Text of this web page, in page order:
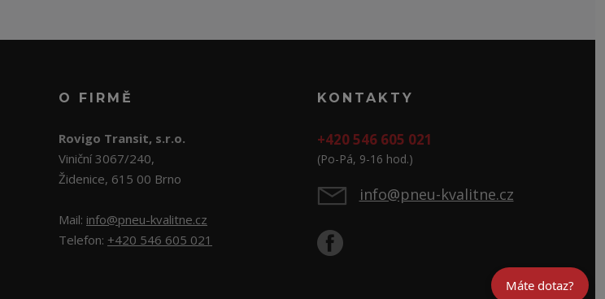
O FIRMĚ
Rovigo Transit, s.r.o.
Viniční 3067/240,
Židenice, 615 00 Brno
Mail: info@pneu-kvalitne.cz
Telefon: +420 546 605 021
KONTAKTY
+420 546 605 021
(Po-Pá, 9-16 hod.)
info@pneu-kvalitne.cz
Máte dotaz?